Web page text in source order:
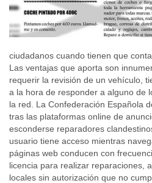
ciudadanos cuando tienen que
Las ventajas que aporta son
requerir la revisión de un vehículo,
a la hora de responder a alguno de
la red. La Confederación Española
tras las plataformas online de
esconderse reparadores
usuario tiene acceso mientras
páginas web conducen con
licencia para realizar reparaciones,
locales sin autorización que no